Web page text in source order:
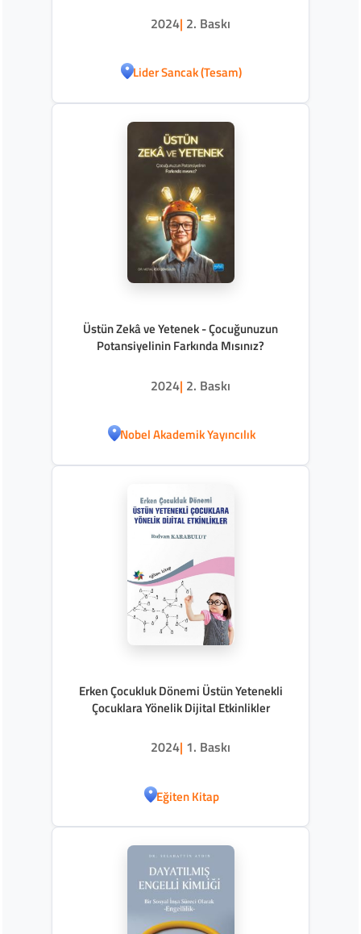
2024| 2. Baskı
Lider Sancak (Tesam)
Üstün Zekâ ve Yetenek - Çocuğunuzun
Potansiyelinin Farkında Mısınız?
2024| 2. Baskı
Nobel Akademik Yayıncılık
Erken Çocukluk Dönemi Üstün Yetenekli
Çocuklara Yönelik Dijital Etkinlikler
2024| 1. Baskı
Eğiten Kitap